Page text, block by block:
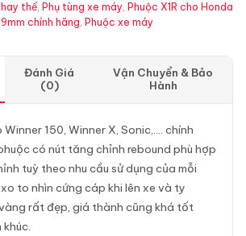
thế, Phụ tùng xe máy, Phuộc X1R cho Honda
chính hãng, Phuộc xe máy
Đánh Giá
(0)
Vận Chuyển & Bảo
Hành
Winner 150, Winner X, Sonic,…. chính
có nút tăng chỉnh rebound phù hợp
tuỳ theo nhu cầu sử dụng của mỗi
to nhìn cứng cáp khi lên xe và ty
rất đẹp, giá thành cũng khá tốt